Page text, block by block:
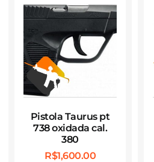
Pistola Taurus pt
738 oxidada cal.
380
R$1,600.00